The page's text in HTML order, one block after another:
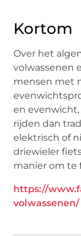
Kortom
Over het
volwassenen
mensen met
en
rijden dan
elektrisch of
driewieler
manier om te
https://
volwassenen/